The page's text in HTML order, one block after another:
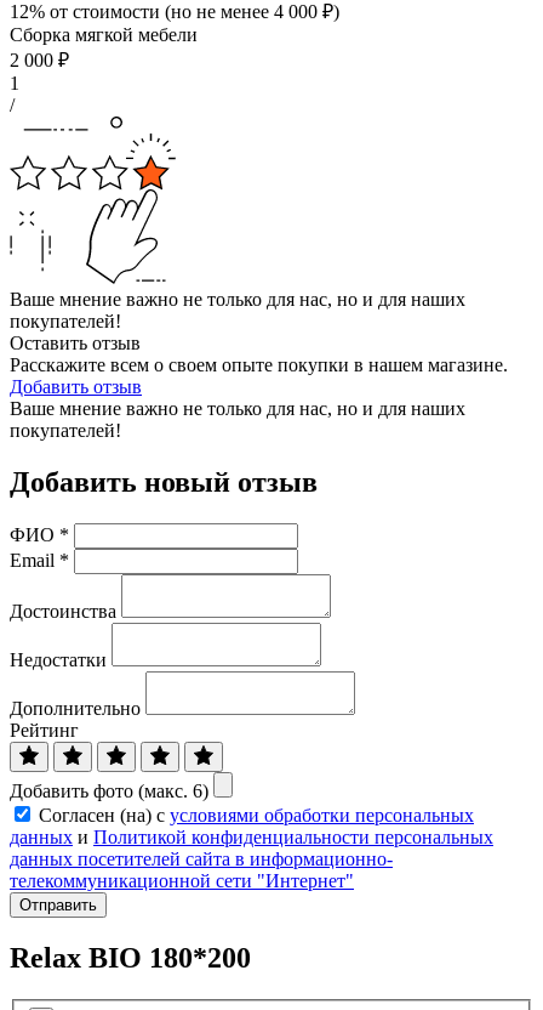
12% от стоимости (но не менее 4 000 ₽)
Сборка мягкой мебели
2 000 ₽
1
/
Ваше мнение важно не только для нас, но и для наших
покупателей!
Оставить отзыв
Расскажите всем о своем опыте покупки в нашем магазине.
Добавить отзыв
Ваше мнение важно не только для нас, но и для наших
покупателей!
Добавить новый отзыв
ФИО *
Email *
Достоинства
Недостатки
Дополнительно
Рейтинг
Добавить фото (макс. 6)
Согласен (на) с условиями обработки персональных
данных и Политикой конфиденциальности персональных
данных посетителей сайта в информационно-
телекоммуникационной сети "Интернет"
Отправить
Relax BIO 180*200